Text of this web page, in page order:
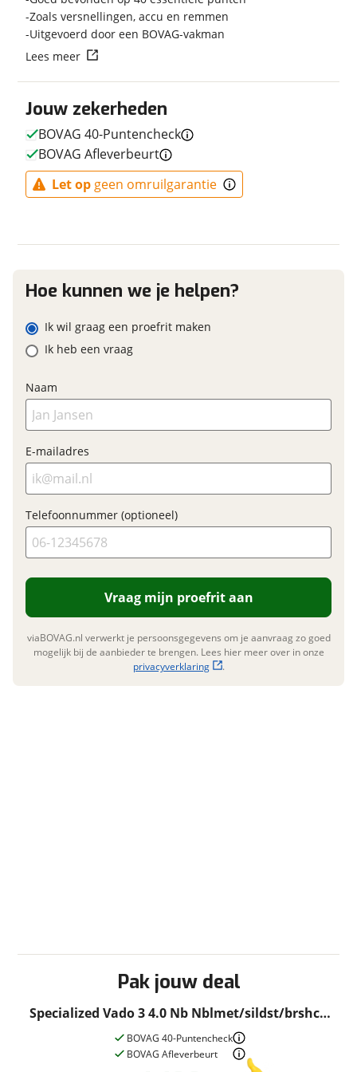
E-bike
Financieel
Prijs
€ 4.199,-
BTW/marge
BTW
Nieuwprijs
€ 4.199,-
Garanties
BOVAG Garantie
Fabrieksgarantie
Pak jouw deal
Specialized Vado 3 4.0 Nb Nblmet/sildst/brshcp
L Nblmet/sildst/brshcp L 2026
BOVAG 40-Puntencheck
BOVAG Afleverbeurt
Vraag mijn reservering aan
goed mogelijk bij de aanbieder te brengen. Lees hier meer
Jouw zekerheden
BOVAG 40-Puntencheck
BOVAG Afleverbeurt
Let op geen omruilgarantie
Zoals versnellingen, accu en remmen
Uitgevoerd door een BOVAG-vakman
Lees meer
Hoe kunnen we je helpen?
Ik wil graag een proefrit maken
Ik heb een vraag
Naam
E-mailadres
Telefoonnummer (optioneel)
Vraag mijn proefrit aan
viaBOVAG.nl verwerkt je persoonsgegevens om je aanvraag zo goed
mogelijk bij de aanbieder te brengen. Lees hier meer over in onze
privacyverklaring
.